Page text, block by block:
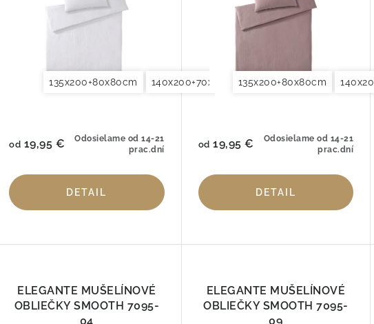
135x200+80x80cm 140x200+70x90cm 140x220+70x90cm
Odosielame od 14-21
prac.dní
od 19,95 €
DETAIL
135x200+80x80cm
Odosielame od 14-21
prac.dní
od 19,95 €
DETAIL
ELEGANTE MUŠELÍNOVÉ
OBLIEČKY SMOOTH 7095-
04
ELEGANTE MUŠELÍNOVÉ
OBLIEČKY SMOOTH 7095-
09